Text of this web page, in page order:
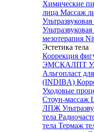
Химические
лица Массаж
мезотерапия
Эстетика тела
Коррекция
ЭМСКАЛПТ
Альгопласт
(INDIBA)
Уходовые
Стоун-массаж
ЛПЖ
тела
тела Термаж